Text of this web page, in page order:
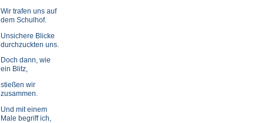
Wir trafen uns auf
dem Schulhof.
Unsichere Blicke
durchzuckten uns.
Doch dann, wie
ein Blitz,
stießen wir
zusammen.
Und mit einem
Male begriff ich,